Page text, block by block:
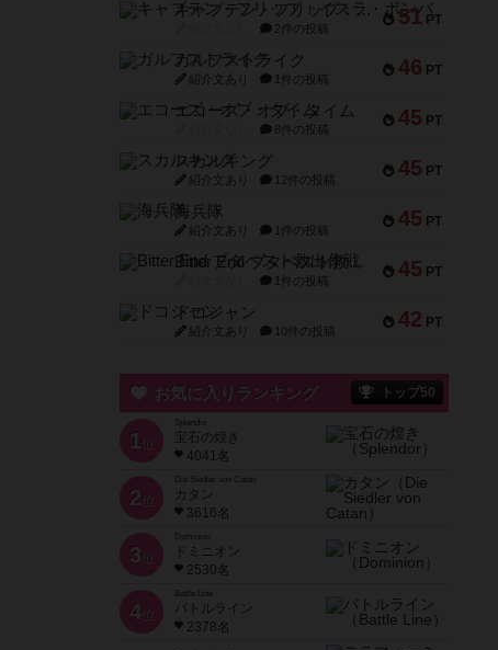
51 PT
キャプテン・フリップ：イスラ・ボンバ
2件の投稿
46 PT
ガルフストライク
紹介文あり 1件の投稿
45 PT
エコーズ・オブ・タイム
8件の投稿
45 PT
スカルキング
紹介文あり 12件の投稿
45 PT
海兵隊
紹介文あり 1件の投稿
45 PT
Bitter End ブタペスト救出作戦
1件の投稿
42 PT
ドコジャン
紹介文あり 10件の投稿
お気に入りランキング トップ50
1 位
宝石の煌き
4041名
2 位
Die Siedler von Catan
カタン
3616名
3 位
ドミニオン
2530名
4位
Battle Line
バトルライン
2378名